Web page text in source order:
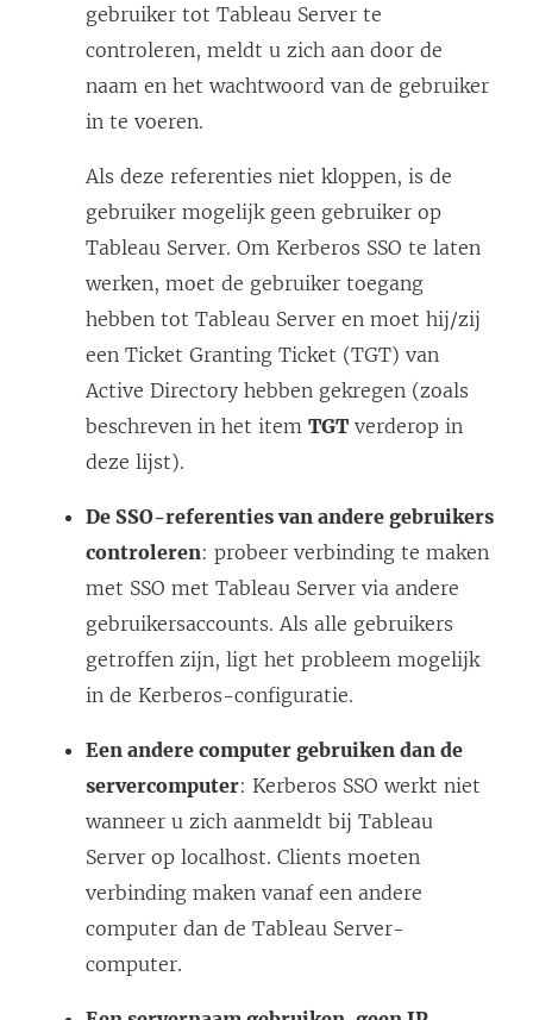
gebruiker tot Tableau Server te
controleren, meldt u zich aan door de
naam en het wachtwoord van de gebruiker
in te voeren.
Als deze referenties niet kloppen, is de
gebruiker mogelijk geen gebruiker op
Tableau Server. Om Kerberos SSO te laten
werken, moet de gebruiker toegang
hebben tot Tableau Server en moet hij/zij
een Ticket Granting Ticket (TGT) van
Active Directory hebben gekregen (zoals
beschreven in het item TGT verderop in
deze lijst).
De SSO-referenties van andere gebruikers
controleren: probeer verbinding te maken
met SSO met Tableau Server via andere
gebruikersaccounts. Als alle gebruikers
getroffen zijn, ligt het probleem mogelijk
in de Kerberos-configuratie.
Een andere computer gebruiken dan de
servercomputer: Kerberos SSO werkt niet
wanneer u zich aanmeldt bij Tableau
Server op localhost. Clients moeten
verbinding maken vanaf een andere
computer dan de Tableau Server-
computer.